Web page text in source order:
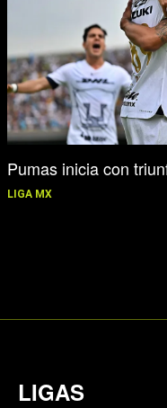
Pumas inicia con
LIGA MX
LIGAS